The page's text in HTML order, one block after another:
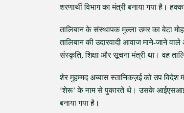
शरणार्थी विभाग का मंत्री बनाया गया है।
तालिबान के संस्थापक मुल्ला उमर का बेटा
तालिबान की उदारवादी आवाज माने-जाने
संस्कृति, शिक्षा और सूचना मंत्री था। वह
शेर मुहम्मद अब्बास स्तानिकज़ई को उप विदेश
‘शेरू’ के नाम से पुकारते थे। उसके आईएसआई
बनाया गया है।